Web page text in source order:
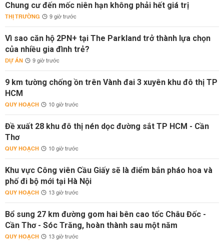
Chung cư đến mốc niên hạn không phải hết giá trị
THỊ TRƯỜNG 9 giờ trước
Vì sao căn hộ 2PN+ tại The Parkland trở thành lựa chọn
của nhiều gia đình trẻ?
DỰ ÁN 9 giờ trước
9 km tường chống ồn trên Vành đai 3 xuyên khu đô thị TP
HCM
QUY HOẠCH 10 giờ trước
Đề xuất 28 khu đô thị nén dọc đường sắt TP HCM - Cần
Thơ
QUY HOẠCH 10 giờ trước
Khu vực Công viên Cầu Giấy sẽ là điểm bắn pháo hoa và
phố đi bộ mới tại Hà Nội
QUY HOẠCH 13 giờ trước
Bổ sung 27 km đường gom hai bên cao tốc Châu Đốc -
Cần Thơ - Sóc Trăng, hoàn thành sau một năm
QUY HOẠCH 13 giờ trước